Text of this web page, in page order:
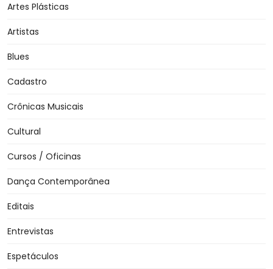
Artes Plásticas
Artistas
Blues
Cadastro
Crônicas Musicais
Cultural
Cursos / Oficinas
Dança Contemporânea
Editais
Entrevistas
Espetáculos